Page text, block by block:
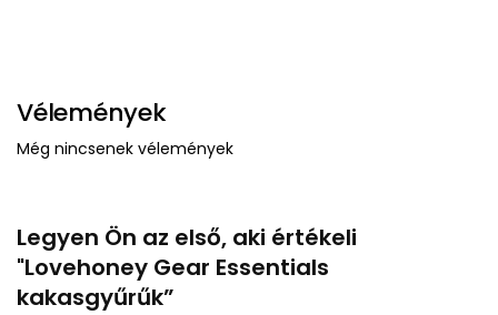
Vélemények
Még nincsenek vélemények
Legyen Ön az első, aki értékeli
"Lovehoney Gear Essentials
kakasgyűrűk”